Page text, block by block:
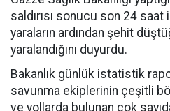
saldırısı sonucu son 24 saat
yaraların ardından şehit
yaralandığını duyurdu.
Bakanlık günlük istatistik
savunma ekiplerinin çeşitli
ve yollarda bulunan çok